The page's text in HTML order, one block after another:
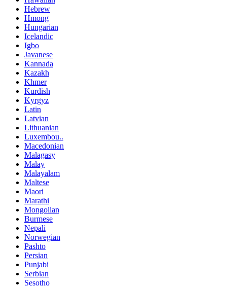
Hebrew
Hmong
Hungarian
Icelandic
Igbo
Javanese
Kannada
Kazakh
Khmer
Kurdish
Kyrgyz
Latin
Latvian
Lithuanian
Luxembou..
Macedonian
Malagasy
Malay
Malayalam
Maltese
Maori
Marathi
Mongolian
Burmese
Nepali
Norwegian
Pashto
Persian
Punjabi
Serbian
Sesotho